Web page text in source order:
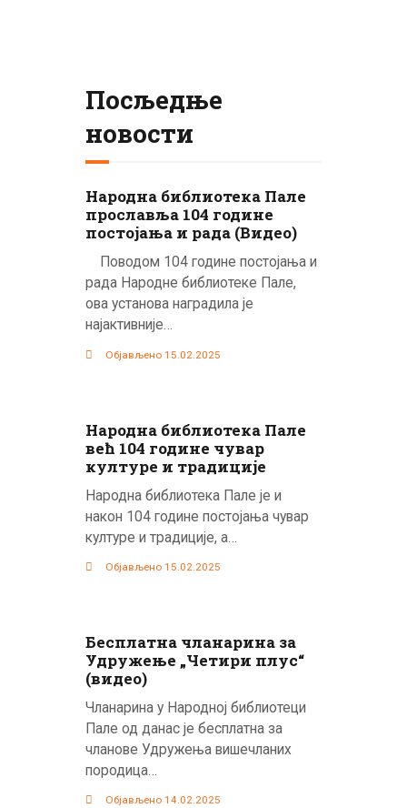
Посљедње
новости
Народна библиотека Пале
прославља 104 године
постојања и рада (Видео)
Поводом 104 године постојања и
рада Народне библиотеке Пале,
ова установа наградила је
најактивније…
Објављено 15.02.2025
Народна библиотека Пале
већ 104 године чувар
културе и традиције
Народна библиотека Пале је и
након 104 године постојања чувар
културе и традиције, а…
Објављено 15.02.2025
Бесплатна чланарина за
Удружење „Четири плус“
(видео)
Чланарина у Народној библиотеци
Пале од данас је бесплатна за
чланове Удружења вишечланих
породица…
Објављено 14.02.2025